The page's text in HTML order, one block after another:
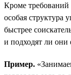
Кроме требований
особая структура
быстрее
и подходят ли они
Пример.